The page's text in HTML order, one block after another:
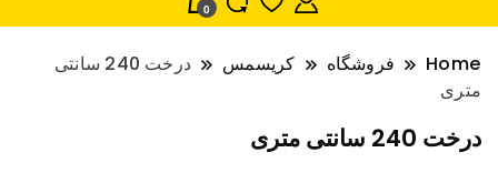
0
Home فروشگاه کریسمس
درخت 240 سانتی
متری
درخت 240 سانتی متری